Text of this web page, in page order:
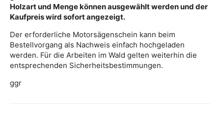
Holzart und Menge können ausgewählt werden und der
Kaufpreis wird sofort angezeigt.
Der erforderliche Motorsägenschein kann beim
Bestellvorgang als Nachweis einfach hochgeladen
werden. Für die Arbeiten im Wald gelten weiterhin die
entsprechenden Sicherheitsbestimmungen.
ggr